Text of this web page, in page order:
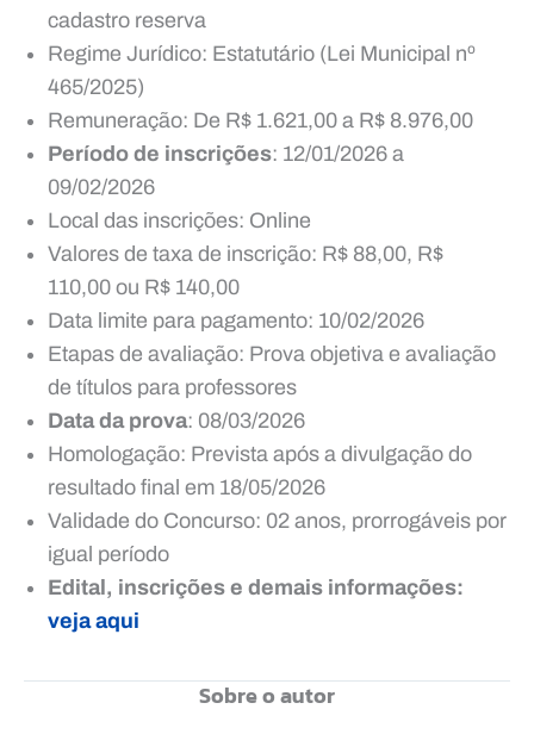
cadastro reserva
Regime Jurídico: Estatutário (Lei Municipal nº
465/2025)
Remuneração: De R$ 1.621,00 a R$ 8.976,00
Período de inscrições: 12/01/2026 a
09/02/2026
Local das inscrições: Online
Valores de taxa de inscrição: R$ 88,00, R$
110,00 ou R$ 140,00
Data limite para pagamento: 10/02/2026
Etapas de avaliação: Prova objetiva e avaliação
de títulos para professores
Data da prova: 08/03/2026
Homologação: Prevista após a divulgação do
resultado final em 18/05/2026
Validade do Concurso: 02 anos, prorrogáveis por
igual período
Edital, inscrições e demais informações:
veja aqui
Sobre o autor